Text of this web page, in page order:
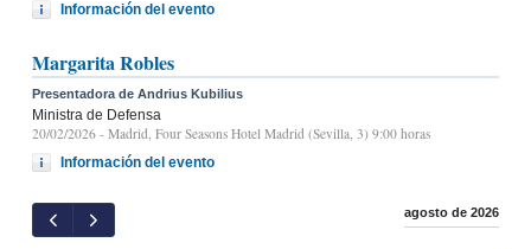
Información del evento
Margarita Robles
Presentadora de Andrius Kubilius
Ministra de Defensa
20/02/2026 - Madrid, Four Seasons Hotel Madrid (Sevilla, 3) 9:00 horas
Información del evento
agosto de 2026